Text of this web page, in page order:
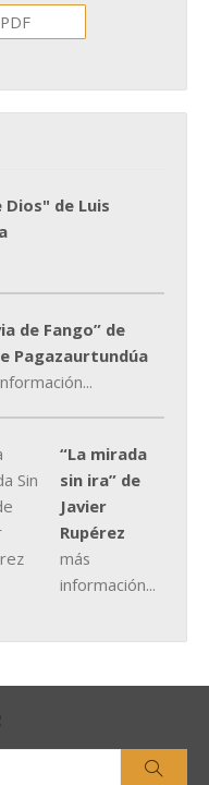
Dios" de Luis
de Fango” de
Pagazaurtundúa
“La mirada
sin ira” de
Javier
Rupérez
más
información...